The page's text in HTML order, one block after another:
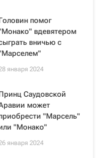
помог
вдевятером
вничью с
января 2024
Саудовской
может
"Марсель"
"Монако"
января 2024